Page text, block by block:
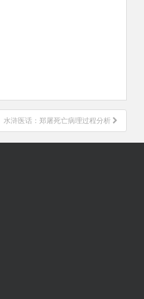
水浒医话：郑屠死亡病理过程分析